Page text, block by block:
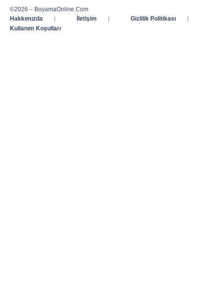
©2026 – BoyamaOnline.Com
Hakkımızda
| İletişim | Gizlilik Politikası
|
Kullanım Koşulları